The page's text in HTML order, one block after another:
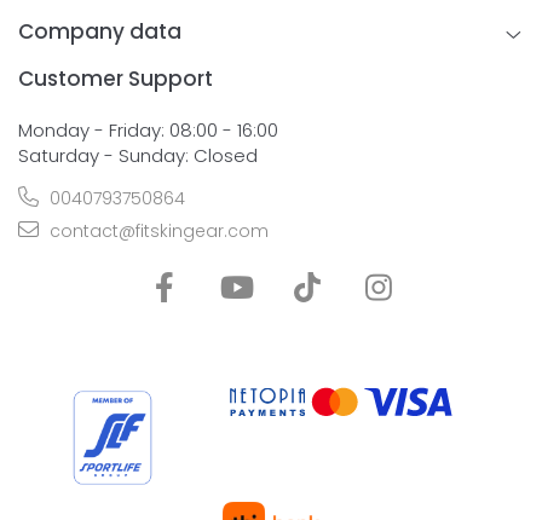
Company data
Customer Support
Monday - Friday: 08:00 - 16:00
Saturday - Sunday: Closed
0040793750864
contact@fitskingear.com